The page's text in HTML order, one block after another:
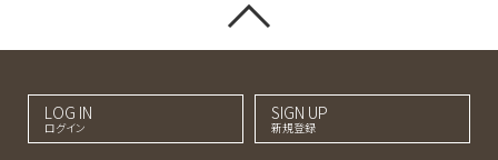
LOG IN
ログイン
SIGN UP
新規登録